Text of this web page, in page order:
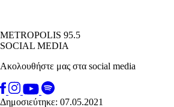
METROPOLIS 95.5
SOCIAL MEDIA
Ακολουθήστε μας στα social media
Δημοσιεύτηκε: 07.05.2021